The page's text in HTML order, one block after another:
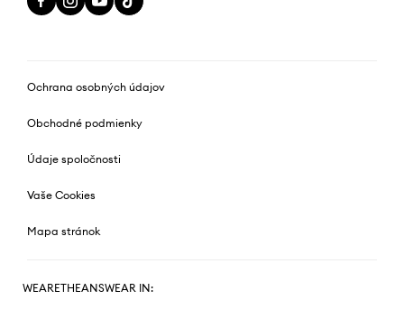
Ochrana osobných údajov
Obchodné podmienky
Údaje spoločnosti
Vaše Cookies
Mapa stránok
WEARETHEANSWEAR IN: